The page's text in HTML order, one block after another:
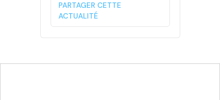
PARTAGER CETTE
ACTUALITÉ